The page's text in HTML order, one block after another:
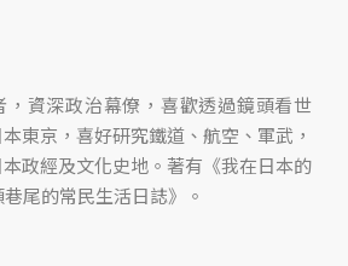
，資深政治幕僚，喜歡透過鏡頭看世
東京，喜好研究鐵道、航空、軍武，
政經及文化史地。著有《我在日本的
尾的常民生活日誌》。